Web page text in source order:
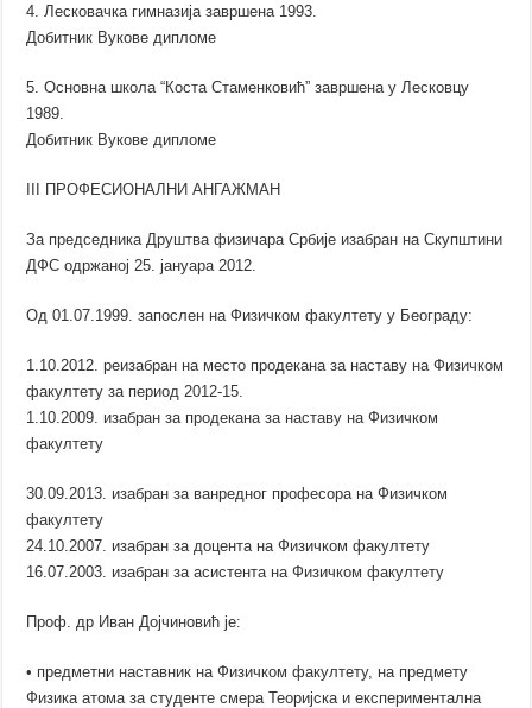
4. Лесковачка гимназија завршена 1993.
Добитник Вукове дипломе
5. Основна школа “Коста Стаменковић” завршена у Лесковцу
1989.
Добитник Вукове дипломе
III ПРОФЕСИОНАЛНИ АНГАЖМАН
За председника Друштва физичара Србије изабран на Скупштини
ДФС одржаној 25. јануара 2012.
Од 01.07.1999. запослен на Физичком факултету у Београду:
1.10.2012. реизабран на место продекана за наставу на Физичком
факултету за период 2012-15.
1.10.2009. изабран за продекана за наставу на Физичком
факултету
30.09.2013. изабран за ванредног професора на Физичком
факултету
24.10.2007. изабран за доцента на Физичком факултету
16.07.2003. изабран за асистента на Физичком факултету
Проф. др Иван Дојчиновић је:
• предметни наставник на Физичком факултету, на предмету
Физика атома за студенте смера Теоријска и експериментална